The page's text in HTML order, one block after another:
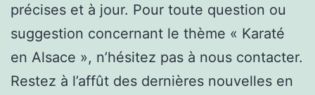
précises et à jour. Pour toute question ou
suggestion concernant le thème « Karaté
en Alsace », n’hésitez pas à nous contacter.
Restez à l’affût des dernières nouvelles en